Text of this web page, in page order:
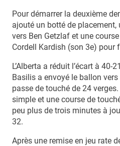
Pour démarrer la deuxième
ajouté un botté de
vers Ben Getzlaf et une
Cordell Kardish (son 3e) pour
L’Alberta a réduit l’écart à 40-
Basilis a envoyé le ballon
passe de touché de 24
simple et une course de
peu plus de trois minutes à
32.
Après une remise en jeu rate